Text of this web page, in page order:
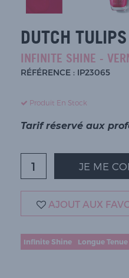
DUTCH TULIPS
INFINITE SHINE -
RÉFÉRENCE : IP23065
Produit En Stock
Tarif réservé aux
JE ME
AJOUT AUX
Infinite Shine Longue Tenue